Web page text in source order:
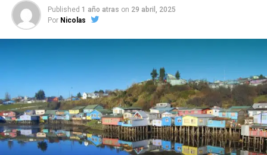
Published 1 año atras on 29 abril, 2025
Por Nicolas